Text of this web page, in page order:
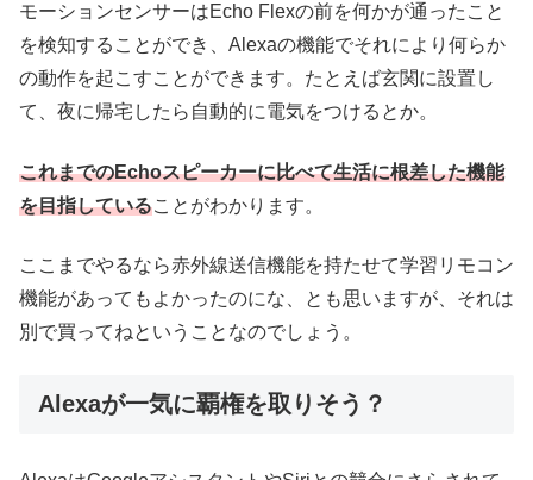
モーションセンサーはEcho Flexの前を何かが通ったこと
を検知することができ、Alexaの機能でそれにより何らか
の動作を起こすことができます。たとえば玄関に設置し
て、夜に帰宅したら自動的に電気をつけるとか。
これまでのEchoスピーカーに比べて生活に根差した機能
を目指していることがわかります。
ここまでやるなら赤外線送信機能を持たせて学習リモコン
機能があってもよかったのにな、とも思いますが、それは
別で買ってねということなのでしょう。
Alexaが一気に覇権を取りそう？